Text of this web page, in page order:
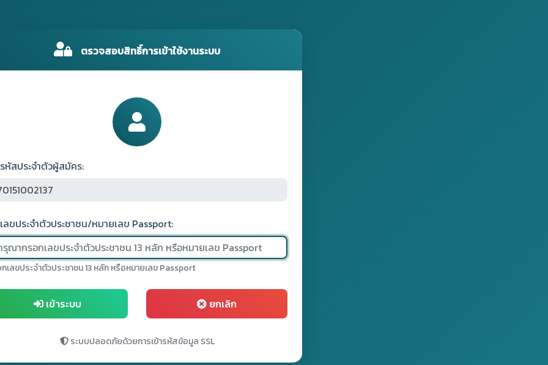
ตรวจสอบสิทธิ์การเข้าใช้งานระบบ
หัสประจำตัวผู้สมัคร:
ลขประจำตัวประชาชน/หมายเลข Passport:
เลขประจำตัวประชาชน 13 หลัก หรือหมายเลข Passport
เข้าระบบ ยกเลิก
ระบบปลอดภัยด้วยการเข้ารหัสข้อมูล SSL